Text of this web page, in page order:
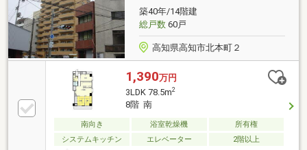
築40年/14階建
総戸数60戸
高知県高知市北本町２
1,390万円
3LDK 78.5m2
8階 南
南向き 浴室乾燥機
所有権
システムキッチン
エレベーター 2階以上